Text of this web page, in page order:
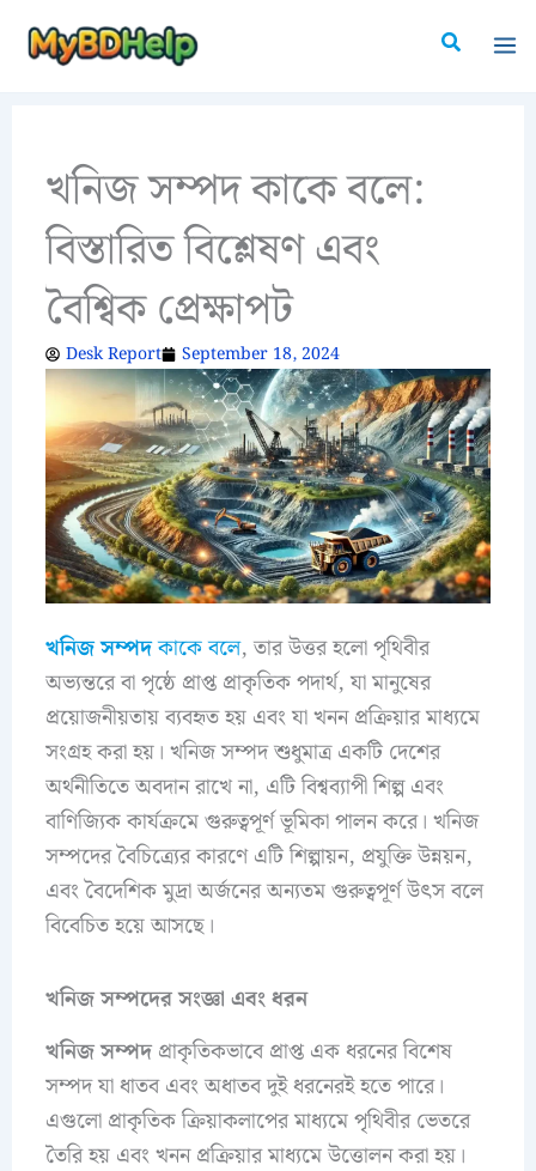
Search
খনিজ সম্পদ কাকে বলে:
বিস্তারিত বিশ্লেষণ এবং
বৈশ্বিক প্রেক্ষাপট
Desk Report September 18, 2024
খনিজ সম্পদকাকে বলে, তার উত্তর হলো পৃথিবীর
অভ্যন্তরে বা পৃষ্ঠে প্রাপ্ত প্রাকৃতিক পদার্থ, যা মানুষের
প্রয়োজনীয়তায় ব্যবহৃত হয় এবং যা খনন প্রক্রিয়ার মাধ্যমে
সংগ্রহ করা হয়। খনিজ সম্পদ শুধুমাত্র একটি দেশের
অর্থনীতিতে অবদান রাখে না, এটি বিশ্বব্যাপী শিল্প এবং
বাণিজ্যিক কার্যক্রমে গুরুত্বপূর্ণ ভূমিকা পালন করে। খনিজ
সম্পদের বৈচিত্র্যের কারণে এটি শিল্পায়ন, প্রযুক্তি উন্নয়ন,
এবং বৈদেশিক মুদ্রা অর্জনের অন্যতম গুরুত্বপূর্ণ উৎস বলে
বিবেচিত হয়ে আসছে।
খনিজ সম্পদের সংজ্ঞা এবং ধরন
খনিজ সম্পদপ্রাকৃতিকভাবে প্রাপ্ত এক ধরনের বিশেষ
সম্পদ যা ধাতব এবং অধাতব দুই ধরনেরই হতে পারে।
এগুলো প্রাকৃতিক ক্রিয়াকলাপের মাধ্যমে পৃথিবীর ভেতরে
তৈরি হয় এবং খনন প্রক্রিয়ার মাধ্যমে উত্তোলন করা হয়।